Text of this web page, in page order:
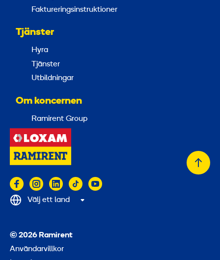
Faktureringsinstruktioner
Tjänster
Hyra
Tjänster
Utbildningar
Om koncernen
Ramirent Group
© 2026 Ramirent
Användarvillkor
Välj ett land